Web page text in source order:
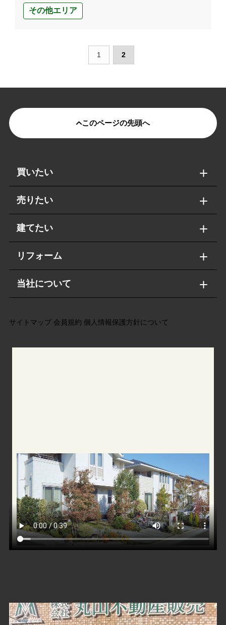
その他エリア
1 2
このページの先頭へ
買いたい
売りたい
建てたい
リフォーム
当社について
サイトマップ 会員規約 個人情報保護方針について